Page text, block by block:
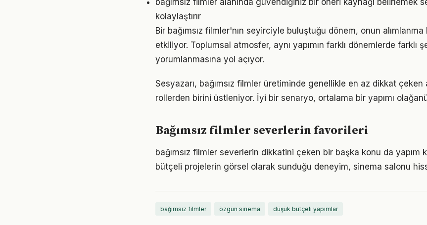
bağımsız filmler alanında güvendiğiniz bir öneri kaynağı belirlemek
kolaylaştırır
Bir bağımsız filmler'nın seyirciyle buluştuğu dönem, onun
etkiliyor. Toplumsal atmosfer, aynı yapımın farklı dönemlerde farklı
yorumlanmasına yol açıyor.
Sesyazarı, bağımsız filmler üretiminde genellikle en az dikkat çeken
rollerden birini üstleniyor. İyi bir senaryo, ortalama bir yapımı
Bağımsız filmler severlerin favorileri
bağımsız filmler severlerin dikkatini çeken bir başka konu da yapım
bütçeli projelerin görsel olarak sunduğu deneyim, sinema salonu
bağımsız filmler özgün sinema düşük bütçeli yapımlar